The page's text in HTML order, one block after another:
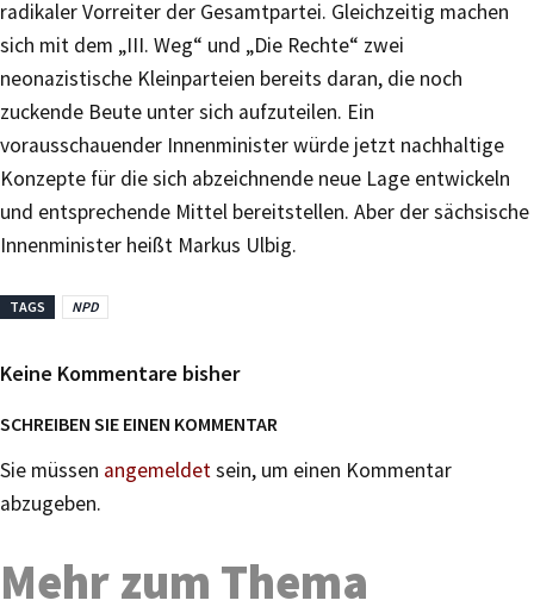
radikaler Vorreiter der Gesamtpartei. Gleichzeitig machen
sich mit dem „III. Weg“ und „Die Rechte“ zwei
neonazistische Kleinparteien bereits daran, die noch
zuckende Beute unter sich aufzuteilen. Ein
vorausschauender Innenminister würde jetzt nachhaltige
Konzepte für die sich abzeichnende neue Lage entwickeln
und entsprechende Mittel bereitstellen. Aber der sächsische
Innenminister heißt Markus Ulbig.
TAGS NPD
Keine Kommentare bisher
SCHREIBEN SIE EINEN KOMMENTAR
Sie müssen angemeldetsein, um einen Kommentar
abzugeben.
Mehr zum Thema